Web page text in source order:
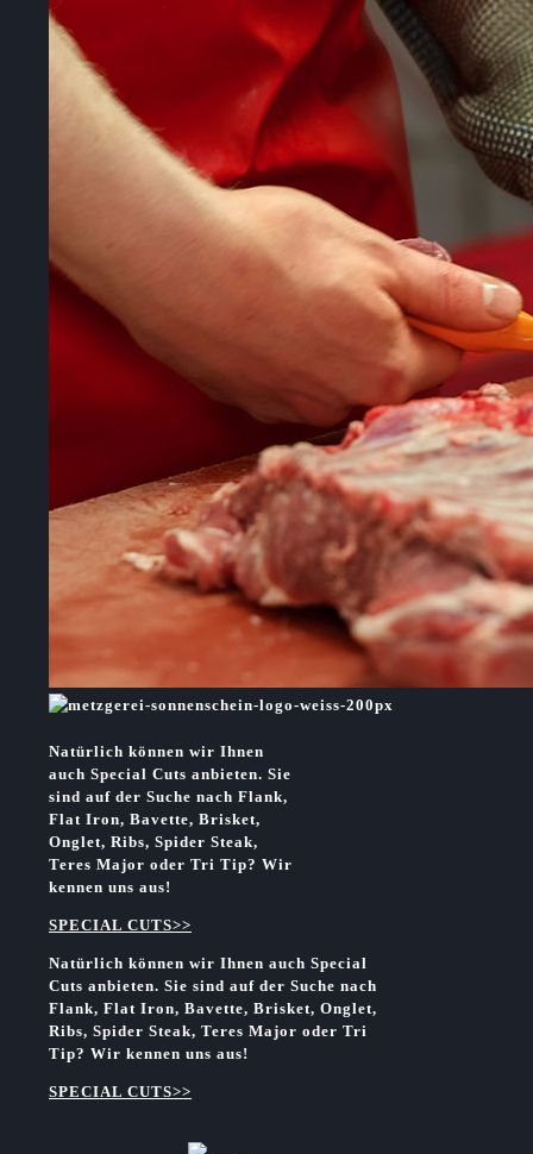
Natürlich können wir Ihnen
auch Special Cuts anbieten. Sie
sind auf der Suche nach Flank,
Flat Iron, Bavette, Brisket,
Onglet, Ribs, Spider Steak,
Teres Major oder Tri Tip? Wir
kennen uns aus!
SPECIAL CUTS>>
Natürlich können wir Ihnen auch Special
Cuts anbieten. Sie sind auf der Suche nach
Flank, Flat Iron, Bavette, Brisket, Onglet,
Ribs, Spider Steak, Teres Major oder Tri
Tip? Wir kennen uns aus!
SPECIAL CUTS>>